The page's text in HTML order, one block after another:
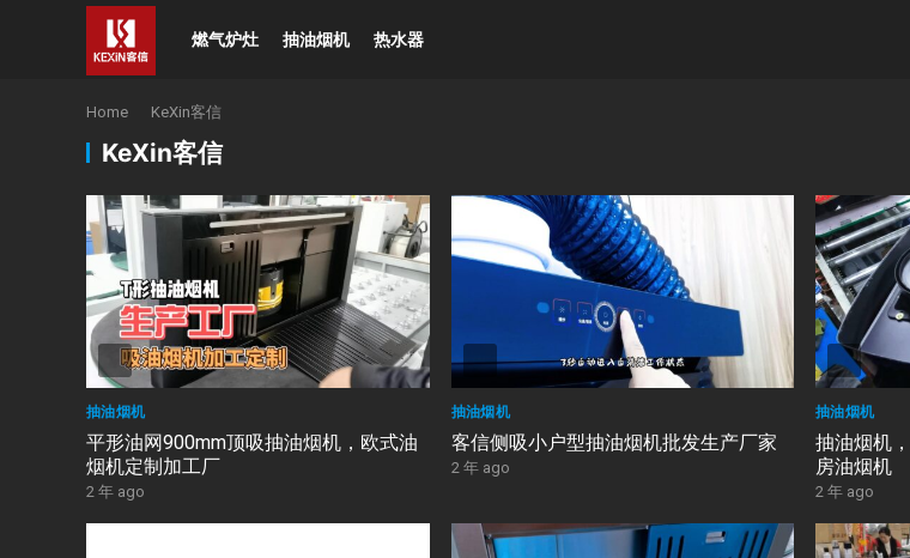
燃气炉灶 抽油烟机 热水器
Home KeXin客信
KeXin客信
抽油烟机
平形油网900mm顶吸抽油烟机，欧式油
烟机定制加工厂
2 年 ago
抽油烟机
客信侧吸小户型抽油烟机批发生产厂家
2 年 ago
抽油烟机
抽油烟机
房油烟机
2 年 ago